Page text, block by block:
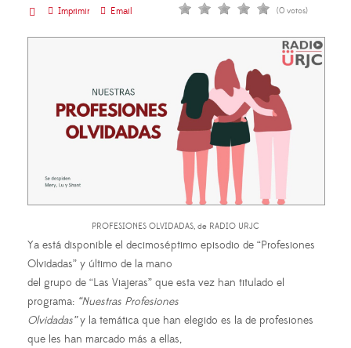
Imprimir
Email (0 votos)
PROFESIONES OLVIDADAS, de RADIO URJC
Ya está disponible el decimoséptimo episodio de “Profesiones
Olvidadas” y último de la mano
del grupo de “Las Viajeras” que esta vez han titulado el
programa: “Nuestras Profesiones
Olvidadas”y la temática que han elegido es la de profesiones
que les han marcado más a ellas,